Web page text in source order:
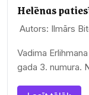
Helēnas
Autors: Ilmārs
Vadima
gada 3. numura.